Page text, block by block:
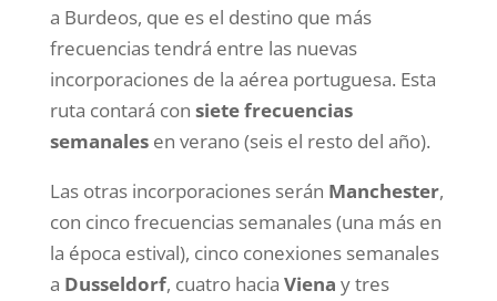
a Burdeos, que es el destino que más
frecuencias tendrá entre las nuevas
incorporaciones de la aérea portuguesa. Esta
ruta contará con siete frecuencias
semanalesen verano (seis el resto del año).
Las otras incorporaciones serán Manchester,
con cinco frecuencias semanales (una más en
la época estival), cinco conexiones semanales
a Dusseldorf, cuatro hacia Viena y tres